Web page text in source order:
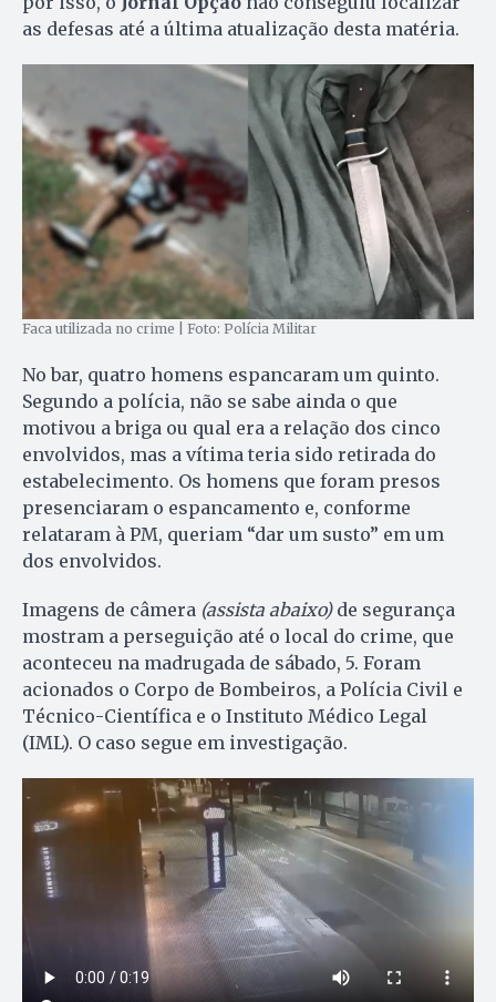
as defesas até a última atualização desta matéria.
Faca utilizada no crime | Foto: Polícia Militar
No bar, quatro homens espancaram um quinto.
Segundo a polícia, não se sabe ainda o que
motivou a briga ou qual era a relação dos cinco
envolvidos, mas a vítima teria sido retirada do
estabelecimento. Os homens que foram presos
presenciaram o espancamento e, conforme
relataram à PM, queriam “dar um susto” em um
dos envolvidos.
Imagens de câmera (assista abaixo)de segurança
mostram a perseguição até o local do crime, que
aconteceu na madrugada de sábado, 5. Foram
acionados o Corpo de Bombeiros, a Polícia Civil e
Técnico-Científica e o Instituto Médico Legal
(IML). O caso segue em investigação.